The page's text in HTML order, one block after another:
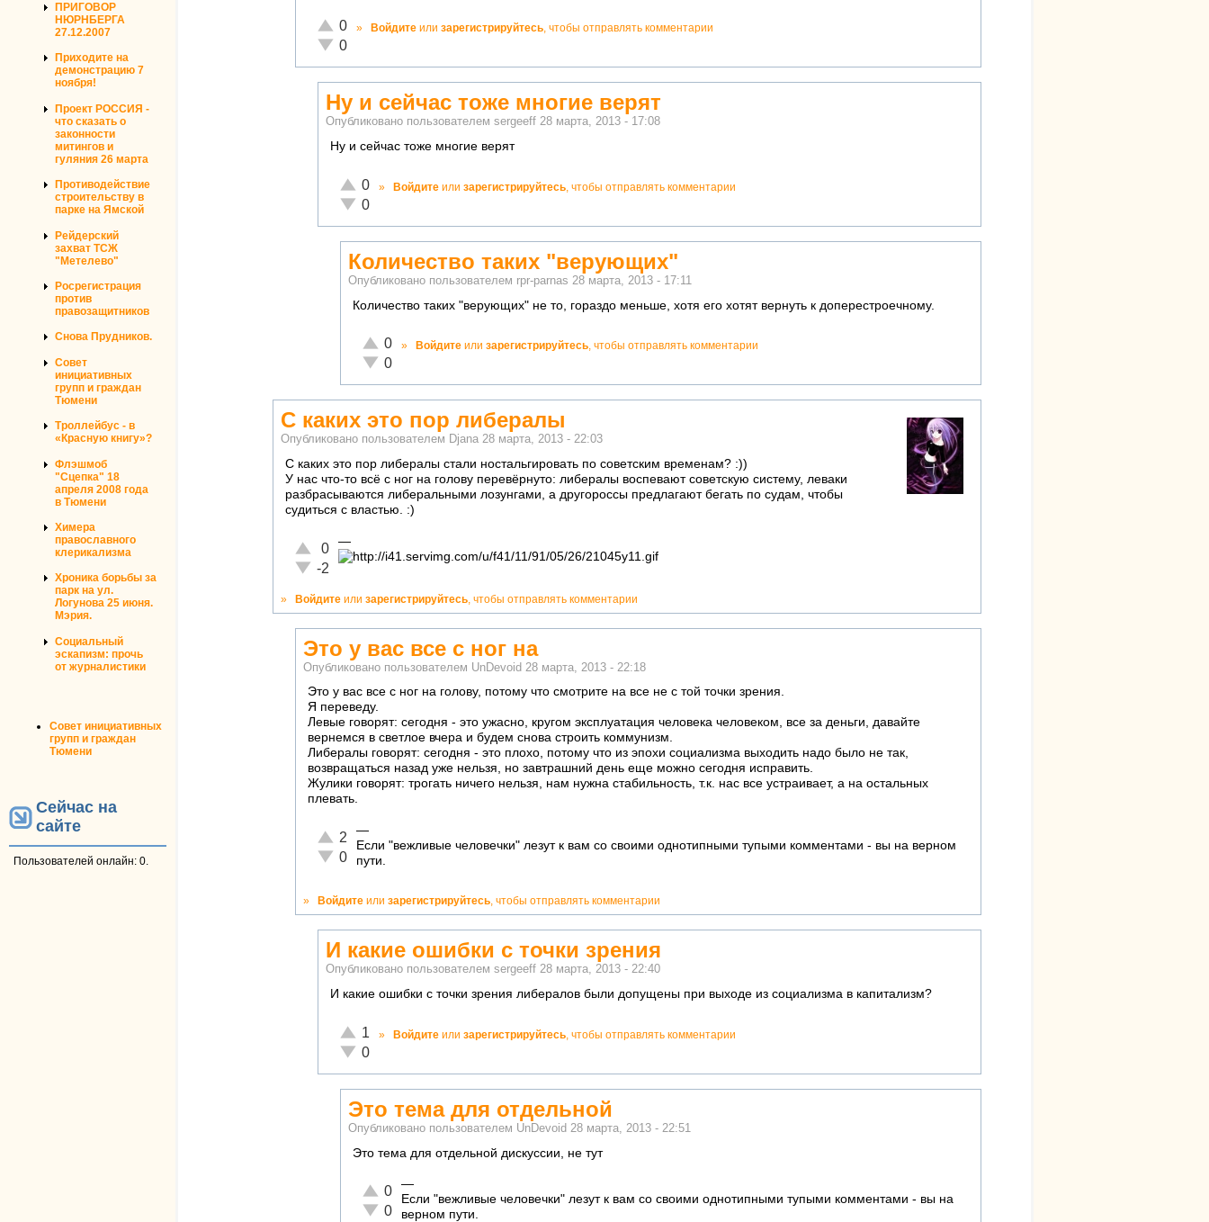
ПРИГОВОР
НЮРНБЕРГА
27.12.2007
Приходите на
демонстрацию 7
ноября!
Проект РОССИЯ -
что сказать о
законности
митингов и
гуляния 26 марта
Противодействие
строительству в
парке на Ямской
Рейдерский
захват ТСЖ
"Метелево"
Росрегистрация
против
правозащитников
Снова Прудников.
Совет
инициативных
групп и граждан
Тюмени
Троллейбус - в
«Красную книгу»?
Флэшмоб
"Сцепка" 18
апреля 2008 года
в Тюмени
Химера
православного
клерикализма
Хроника борьбы за
парк на ул.
Логунова 25 июня.
Мэрия.
Социальный
эскапизм: прочь
от журналистики
Совет инициативных
групп и граждан
Тюмени
Сейчас на
сайте
Пользователей онлайн: 0.
Отлично!
0
Неадекватно!
0
» Войдите или зарегистрируйтесь, чтобы отправлять комментарии
Ну и сейчас тоже многие верят
Опубликовано пользователем sergeeff 28 марта, 2013 - 17:08
Ну и сейчас тоже многие верят
Отлично!
0
Неадекватно!
0
» Войдите или зарегистрируйтесь , чтобы отправлять комментарии
Количество таких "верующих"
Опубликовано пользователем rpr-parnas 28 марта, 2013 - 17:11
Количество таких "верующих" не то, гораздо меньше, хотя его хотят вернуть к доперестроечному.
Отлично!
0
Неадекватно!
0
» Войдите или зарегистрируйтесь, чтобы отправлять комментарии
С каких это пор либералы
Опубликовано пользователем Djana 28 марта, 2013 - 22:03
С каких это пор либералы стали ностальгировать по советским временам? :))
У нас что-то всё с ног на голову перевёрнуто: либералы воспевают советскую систему, леваки
разбрасываются либеральными лозунгами, а другороссы предлагают бегать по судам, чтобы
судиться с властью. :)
Отлично!
0
Неадекватно!
-2
—
» Войдите или зарегистрируйтесь , чтобы отправлять комментарии
Это у вас все с ног на
Опубликовано пользователем UnDevoid 28 марта, 2013 - 22:18
Это у вас все с ног на голову, потому что смотрите на все не с той точки зрения.
Я переведу.
Левые говорят: сегодня - это ужасно, кругом эксплуатация человека человеком, все за деньги, давайте
вернемся в светлое вчера и будем снова строить коммунизм.
Либералы говорят: сегодня - это плохо, потому что из эпохи социализма выходить надо было не так,
возвращаться назад уже нельзя, но завтрашний день еще можно сегодня исправить.
Жулики говорят: трогать ничего нельзя, нам нужна стабильность, т.к. нас все устраивает, а на остальных
плевать.
Отлично!
2
Неадекватно!
0
—
Если "вежливые человечки" лезут к вам со своими однотипными тупыми комментами - вы на верном
пути.
» Войдите или зарегистрируйтесь, чтобы отправлять комментарии
И какие ошибки с точки зрения
Опубликовано пользователем sergeeff 28 марта, 2013 - 22:40
И какие ошибки с точки зрения либералов были допущены при выходе из социализма в капитализм?
Отлично!
1
Неадекватно!
0
» Войдите или зарегистрируйтесь , чтобы отправлять комментарии
Это тема для отдельной
Опубликовано пользователем UnDevoid 28 марта, 2013 - 22:51
Это тема для отдельной дискуссии, не тут
Отлично!
0
Неадекватно!
0
—
Если "вежливые человечки" лезут к вам со своими однотипными тупыми комментами - вы на
верном пути.